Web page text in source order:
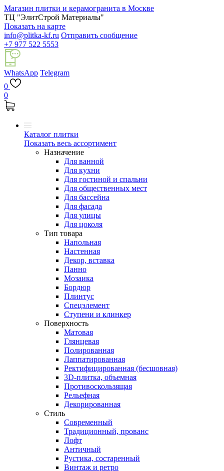
Магазин плитки и керамогранита в Москве
ТЦ "ЭлитСтрой Материалы"
Показать на карте
info@plitka-kf.ru Отправить сообщение
+7 977 522 5553
WhatsApp Telegram
0
0
Каталог плитки
Показать весь ассортимент
Назначение
Для ванной
Для кухни
Для гостиной и спальни
Для общественных мест
Для бассейна
Для фасада
Для улицы
Для цоколя
Тип товара
Напольная
Настенная
Декор, вставка
Панно
Мозаика
Бордюр
Плинтус
Спецэлемент
Ступени и клинкер
Поверхность
Матовая
Глянцевая
Полированная
Лаппатированная
Ректифицированная (бесшовная)
3D-плитка, объемная
Противоскользящая
Рельефная
Декорированная
Стиль
Современный
Традиционный, прованс
Лофт
Античный
Рустика, состаренный
Винтаж и ретро